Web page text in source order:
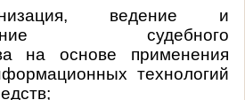
ведение и
судебного
на основе применения
технологий